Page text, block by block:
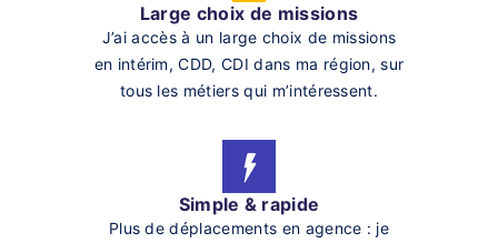
Large choix de missions
J’ai accès à un large choix de missions
en intérim, CDD, CDI dans ma région, sur
tous les métiers qui m’intéressent.
Simple & rapide
Plus de déplacements en agence : je